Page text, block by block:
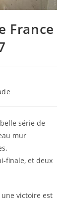
France
série de
mur
finale, et deux
victoire est